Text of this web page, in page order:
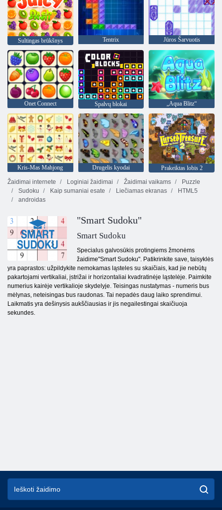
Sultingas brūkšnys Tentrix Jūros Šarvuotis
Onet Connect Spalvų blokai „Aqua Blitz“
Kris-Mas Mahjong Drugelis kyodai
Prakeiktas lobis 2
Žaidimai internete
Loginiai žaidimai Žaidimai vaikams
Puzzle
Sudoku
Kaip sumaniai esate Liečiamas ekranas
HTML5
androidas
"Smart Sudoku"
Smart Sudoku
Specialus galvosūkis protingiems žmonėms
žaidime"Smart Sudoku". Patikrinkite save, taisyklės
yra paprastos: užpildykite nemokamas ląsteles su skaičiais, kad jie nebūtų
pakartojami vertikaliai, įstrižai ir horizontaliai kvadratinėje ląstelėje. Paimkite
numerius kairėje vertikalioje skydelyje. Teisingas nustatymas - numeris bus
mėlynas, neteisingas bus raudonas. Tai nepadės daug laiko sprendimui.
Laikmatis yra dešinysis aukščiausias ir jis negailestingai skaičiuoja
sekundes.